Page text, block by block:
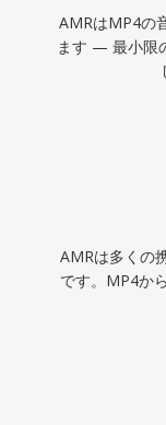
AMRはMP4の
ます — 最小限
AMRは多くの
です。MP4か